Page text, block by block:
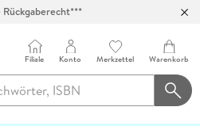
Rückgaberecht***
Filiale Konto Merkzettel Warenkorb